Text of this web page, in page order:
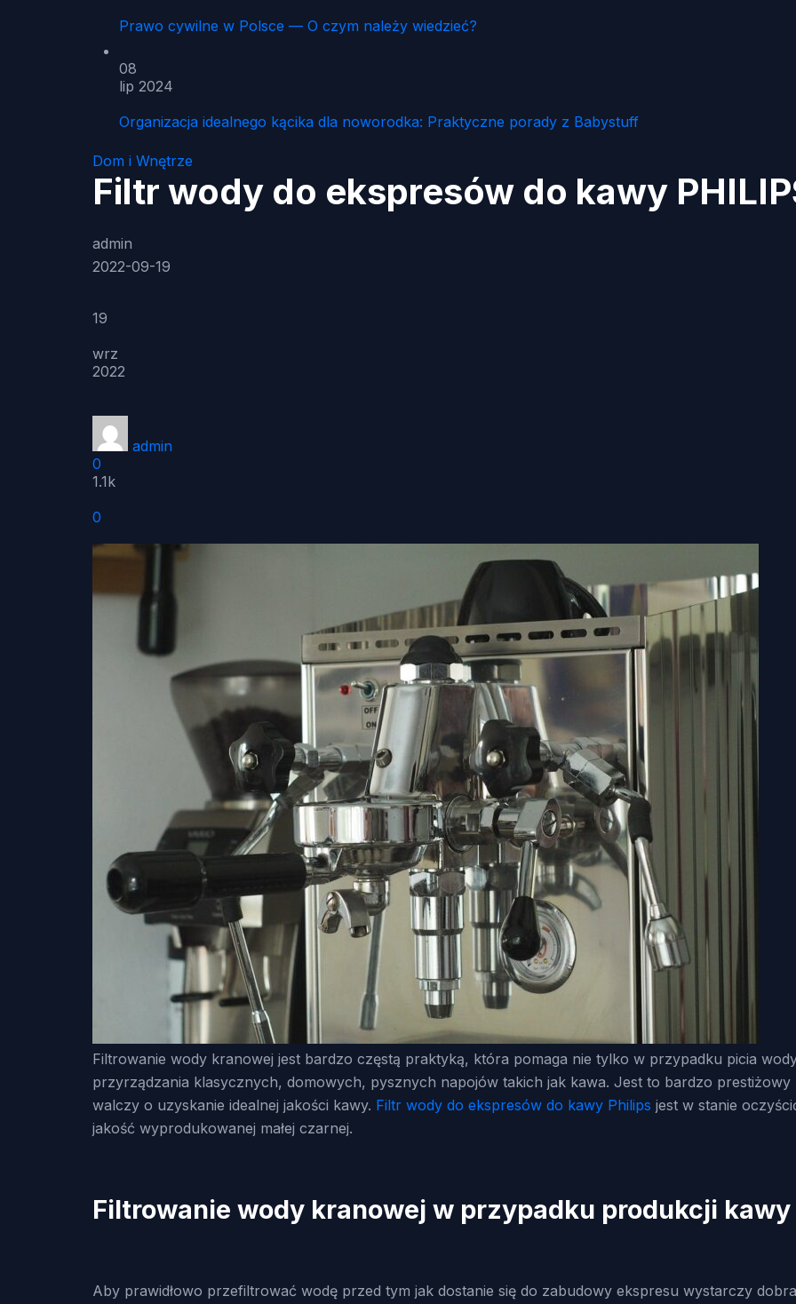
Prawo cywilne w Polsce — O czym należy wiedzieć?
08
lip 2024
Organizacja idealnego kącika dla noworodka: Praktyczne porady z Babystuff
Dom i Wnętrze
Filtr wody do ekspresów do kawy
admin
2022-09-19
19
wrz
2022
admin
0
1.1k
0
Filtrowanie wody kranowej jest bardzo częstą praktyką, która pomaga nie tylko w przypadku picia
przyrządzania klasycznych, domowych, pysznych napojów takich jak kawa. Jest to bardzo
walczy o uzyskanie idealnej jakości kawy. Filtr wody do ekspresów do kawy Philips jest w stanie
jakość wyprodukowanej małej czarnej.
Filtrowanie wody kranowej w przypadku produkcji kawy
Aby prawidłowo przefiltrować wodę przed tym jak dostanie się do zabudowy ekspresu wystarczy